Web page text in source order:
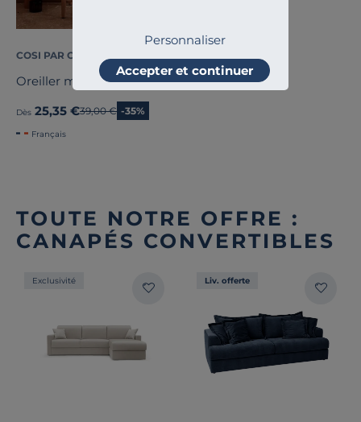
Personnaliser
Accepter et continuer
COSI PAR CAMIF
Oreiller moelleux coton bio
Dès 25,35 €Ancien prix
39,00 € -35%
Français
TOUTE NOTRE OFFRE :
CANAPÉS CONVERTIBLES
Exclusivité Liv. offerte